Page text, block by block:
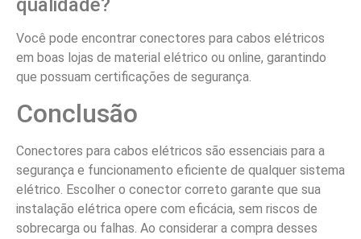
qualidade?
Você pode encontrar conectores para cabos elétricos
em boas lojas de material elétrico ou online, garantindo
que possuam certificações de segurança.
Conclusão
Conectores para cabos elétricos são essenciais para a
segurança e funcionamento eficiente de qualquer sistema
elétrico. Escolher o conector correto garante que sua
instalação elétrica opere com eficácia, sem riscos de
sobrecarga ou falhas. Ao considerar a compra desses